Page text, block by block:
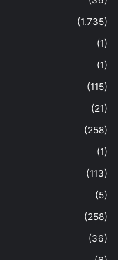
(1.735)
(1)
(1)
(115)
(21)
(258)
(1)
(113)
(5)
(258)
(36)